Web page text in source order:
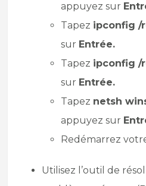
appuyez sur
Tapez ipconfig /
sur Entrée.
Tapez ipconfig /
sur Entrée.
Tapez netsh
appuyez sur
Redémarrez
Utilisez l’outil de